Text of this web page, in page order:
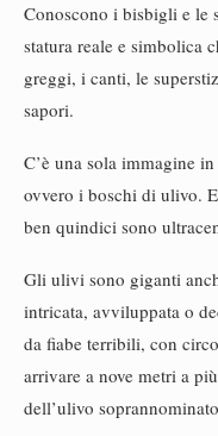
Conoscono i bisbigli e
statura reale e simbolica
greggi, i canti, le
sapori.
C’è una sola immagine
ovvero i boschi di ulivo.
ben quindici sono
Gli ulivi sono giganti
intricata, avviluppata o
da fiabe terribili, con
arrivare a nove metri a
dell’ulivo